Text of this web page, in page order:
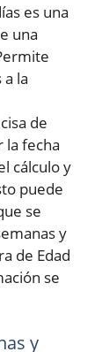
es una
una
la
de
la fecha
cálculo y
puede
se
y
de Edad
se
y